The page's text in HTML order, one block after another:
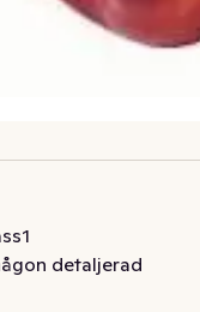
detaljerad